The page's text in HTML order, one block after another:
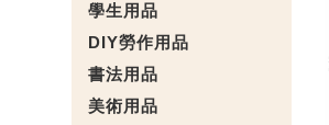
學生用品
DIY勞作用品
書法用品
美術用品